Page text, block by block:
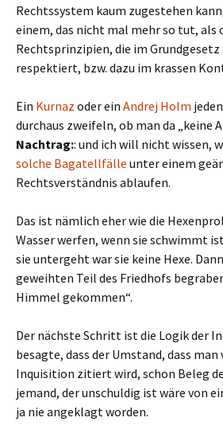
Rechtssystem kaum zugestehen
einem, das nicht mal mehr so tut, als
Rechtsprinzipien, die im
respektiert, bzw. dazu im krassen
Ein Kurnaz oder ein Andrej Holm
durchaus zweifeln, ob man da „keine
Nachtrag:: und ich will nicht wissen,
solche Bagatellfälle unter einem
Rechtsverständnis ablaufen.
Das ist nämlich eher wie die
Wasser werfen, wenn sie schwimmt
sie untergeht war sie keine Hexe.
geweihten Teil des Friedhofs
Himmel gekommen“.
Der nächste Schritt ist die Logik der
besagte, dass der Umstand, dass
Inquisition zitiert wird, schon Beleg
jemand, der unschuldig ist wäre von
ja nie angeklagt worden.